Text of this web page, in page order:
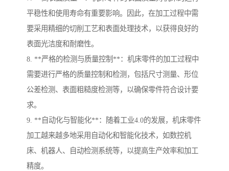
平稳性和使用寿命有重要影响。因此，在加工过程中需
要采用精细的切削工艺和表面处理技术，以获得良好的
表面光洁度和耐磨性。
8. **严格的检测与质量控制**：机床零件的加工过程中
需要进行严格的质量控制和检测，包括尺寸测量、形位
公差检测、表面粗糙度检测等，以确保零件符合设计要
求。
9. **自动化与智能化**：随着工业4.0的发展，机床零件
加工越来越多地采用自动化和智能化技术，如数控机
床、机器人、自动检测系统等，以提高生产效率和加工
精度。